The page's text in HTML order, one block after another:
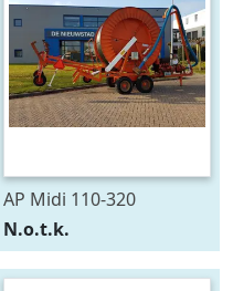
AP Midi 110-320
N.o.t.k.